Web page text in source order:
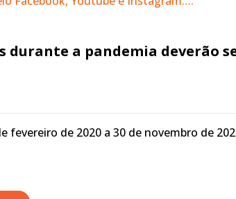
durante a pandemia deverão
fevereiro de 2020 a 30 de novembro de